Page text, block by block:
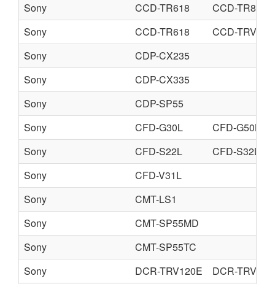
Sony
CCD-TR618
CCD-TR818
Sony
CCD-TR618
CCD-TRV49E
Sony
CDP-CX235
Sony
CDP-CX335
Sony
CDP-SP55
Sony
CFD-G30L
CFD-G50L
Sony
CFD-S22L
CFD-S32L
Sony
CFD-V31L
Sony
CMT-LS1
Sony
CMT-SP55MD
Sony
CMT-SP55TC
Sony
DCR-TRV120E
DCR-